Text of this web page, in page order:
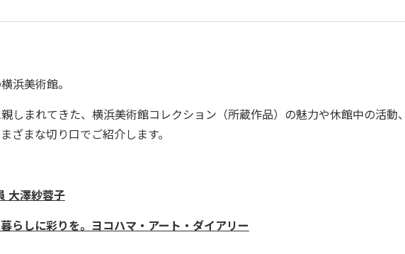
浜美術館。
しまれてきた、横浜美術館コレクション（所蔵作品）の魅力や休館中の活動
ざまな切り口でご紹介します。
大澤紗蓉子
らしに彩りを。ヨコハマ・アート・ダイアリー